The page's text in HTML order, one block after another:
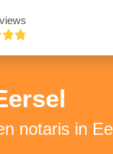
notaris in